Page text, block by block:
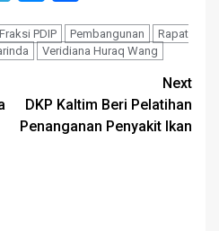
Fraksi PDIP Pembangunan
Rapat
Veridiana Huraq Wang
Next
DKP Kaltim Beri Pelatihan
Penanganan Penyakit Ikan